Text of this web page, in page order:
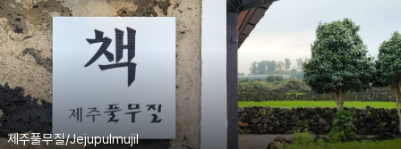
제주풀무질/Jejupulmujil